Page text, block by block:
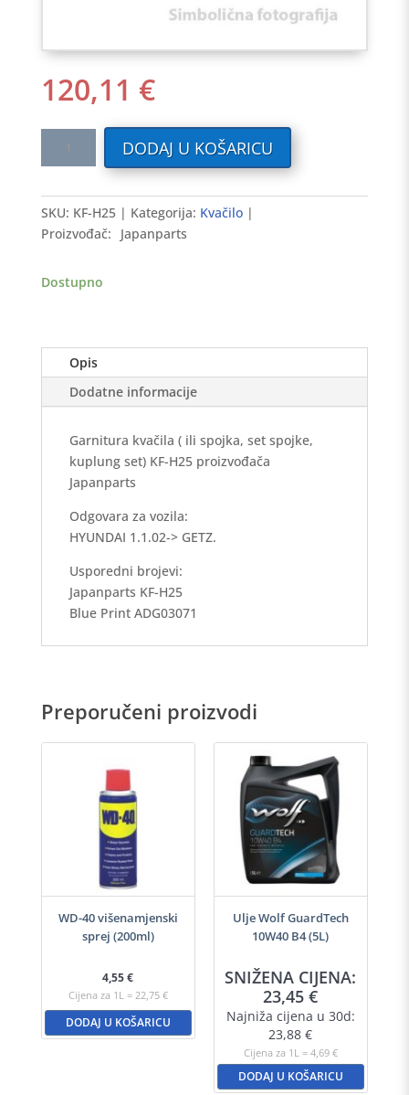
120,11 €
>
GETZ
količina
DODAJ U KOŠARICU
SKU: KF-H25 Kategorija: Kvačilo
Proizvođač:
Japanparts
Dostupno
Opis
Dodatne informacije
Garnitura kvačila ( ili spojka, set spojke,
kuplung set) KF-H25 proizvođača
Japanparts
Odgovara za vozila:
HYUNDAI 1.1.02-> GETZ.
Usporedni brojevi:
Japanparts KF-H25
Blue Print ADG03071
Preporučeni proizvodi
WD-40 višenamjenski
sprej (200ml)
4,55€
Cijena za 1L = 22,75 €
DODAJ U KOŠARICU
Ulje Wolf GuardTech
10W40 B4 (5L)
SNIŽENA CIJENA:
23,45€
Najniža cijena u 30d:
23,88€
Cijena za 1L = 4,69 €
DODAJ U KOŠARICU